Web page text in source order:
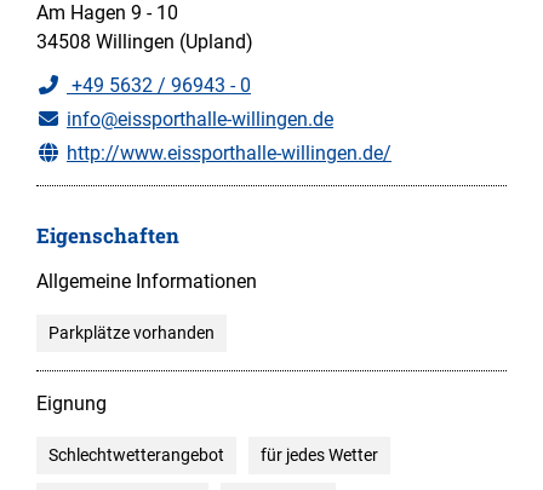
Am Hagen 9 - 10
34508 Willingen (Upland)
+49 5632 / 96943 - 0
info@eissporthalle-willingen.de
http://www.eissporthalle-willingen.de/
Eigenschaften
Allgemeine Informationen
Parkplätze vorhanden
Eignung
Schlechtwetterangebot für jedes Wetter